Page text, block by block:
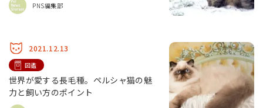
PNS編集部
2021.12.13
図鑑
世界が愛する長毛種。ペルシャ猫の魅
力と飼い方のポイント